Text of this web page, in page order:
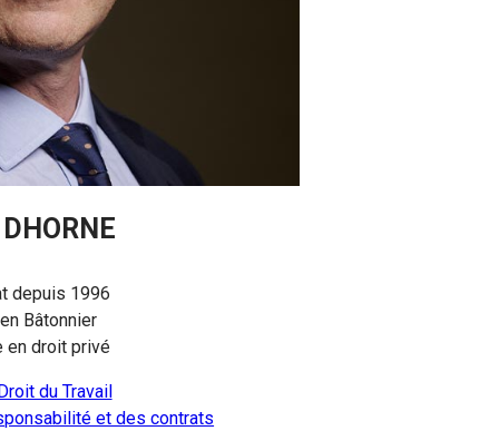
depuis 1996
Bâtonnier
en droit privé
Droit du Travail
et des contrats